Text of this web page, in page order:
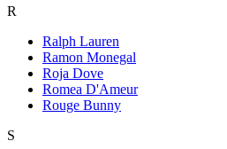
R
Ralph Lauren
Ramon Monegal
Roja Dove
Romea D'Ameur
Rouge Bunny
S